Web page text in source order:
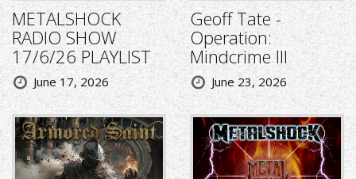
METALSHOCK
RADIO SHOW
17/6/26 PLAYLIST
June 17, 2026
Geoff Tate -
Operation:
Mindcrime III
June 23, 2026